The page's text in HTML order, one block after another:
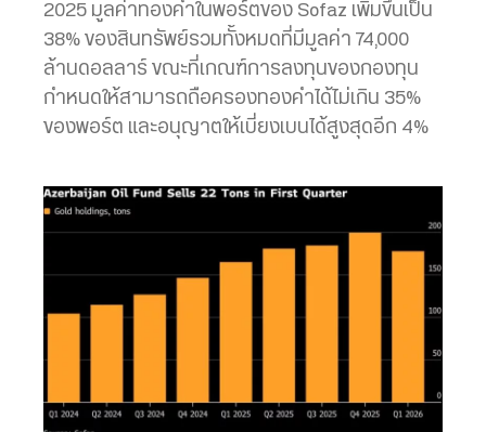
2025 มูลค่าทองคำในพอร์ตของ Sofaz เพิ่มขึ้นเป็น
38% ของสินทรัพย์รวมทั้งหมดที่มีมูลค่า 74,000
ล้านดอลลาร์ ขณะที่เกณฑ์การลงทุนของกองทุน
กำหนดให้สามารถถือครองทองคำได้ไม่เกิน 35%
ของพอร์ต และอนุญาตให้เบี่ยงเบนได้สูงสุดอีก 4%